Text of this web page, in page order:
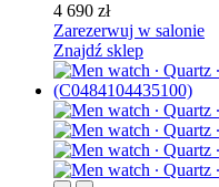
4 690 zł
Zarezerwuj w salonie
Znajdź sklep